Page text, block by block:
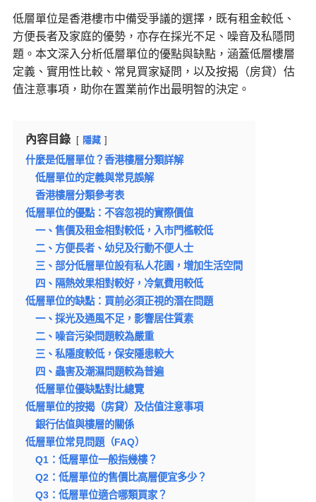
低層單位是香港樓市中備受爭議的選擇，既有租金較低、
方便長者及家庭的優勢，亦存在採光不足、噪音及私隱問
題。本文深入分析低層單位的優點與缺點，涵蓋低層樓層
定義、實用性比較、常見買家疑問，以及按揭（房貸）估
值注意事項，助你在置業前作出最明智的決定。
內容目錄 隱藏
什麼是低層單位？香港樓層分類詳解
低層單位的定義與常見誤解
香港樓層分類參考表
低層單位的優點：不容忽視的實際價值
一、售價及租金相對較低，入市門檻較低
二、方便長者、幼兒及行動不便人士
三、部分低層單位設有私人花園，增加生活空間
四、隔熱效果相對較好，冷氣費用較低
低層單位的缺點：買前必須正視的潛在問題
一、採光及通風不足，影響居住質素
二、噪音污染問題較為嚴重
三、私隱度較低，保安隱患較大
四、蟲害及潮濕問題較為普遍
低層單位優缺點對比總覽
低層單位的按揭（房貸）及估值注意事項
銀行估值與樓層的關係
低層單位常見問題（FAQ）
Q1：低層單位一般指幾樓？
Q2：低層單位的售價比高層便宜多少？
Q3：低層單位適合哪類買家？